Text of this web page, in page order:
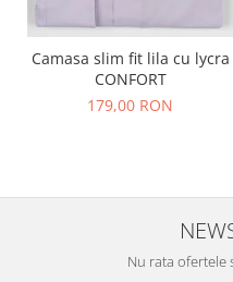
Camasa slim fit lila cu lycra
CONFORT
179,00 RON
Nu rata ofertele